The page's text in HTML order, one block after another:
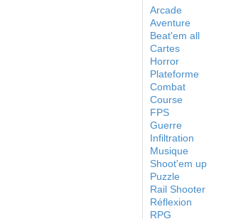
Arcade
Aventure
Beat'em all
Cartes
Horror
Plateforme
Combat
Course
FPS
Guerre
Infiltration
Musique
Shoot'em up
Puzzle
Rail Shooter
Réflexion
RPG